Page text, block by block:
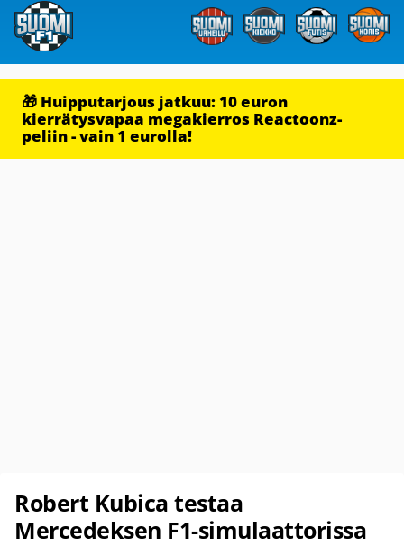
🎁 Huipputarjous jatkuu: 10 euron
kierrätysvapaa megakierros Reactoonz-
peliin - vain 1 eurolla!
Robert Kubica testaa
Mercedeksen F1-simulaattorissa